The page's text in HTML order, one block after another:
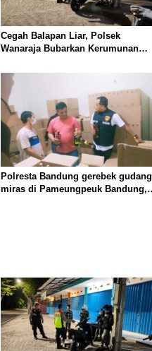
Cegah Balapan Liar, Polsek
Wanaraja Bubarkan Kerumunan
Motor Berknalpot Tidak Sesuai
Spesifikasi Teknis
Polresta Bandung gerebek gudang
miras di Pameungpeuk Bandung,